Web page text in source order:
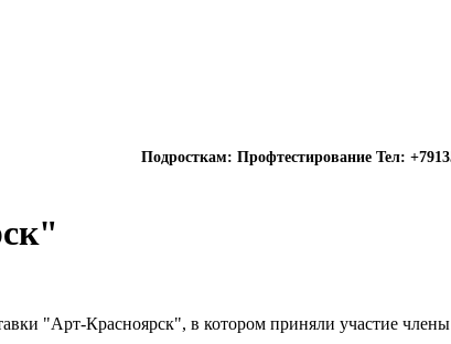
Подросткам: Профтестирование Тел:
"Арт-Красноярск", в котором приняли участие